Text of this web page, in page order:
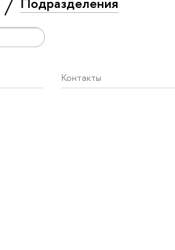
Контакты